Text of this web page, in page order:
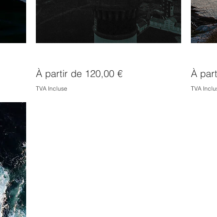
À partir de 120,00 €
Prix promotionnel
TVA Incluse
À
Prix
TVA